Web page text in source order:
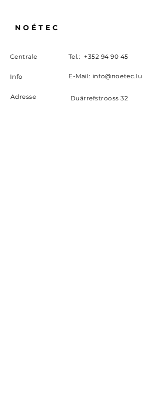
NOÉTEC
Centrale Tel.: +352 94 90 45
Info E-Mail: info@noetec.lu
Adresse
Duärrefstrooss 32